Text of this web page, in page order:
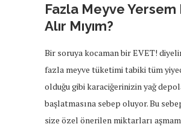
Fazla Meyve Yersem
Alır Mıyım?
Bir soruya kocaman bir EVET!
fazla meyve tüketimi tabiki tüm
olduğu gibi karaciğerinizin yağ
başlatmasına sebep oluyor. Bu
size özel önerilen miktarları